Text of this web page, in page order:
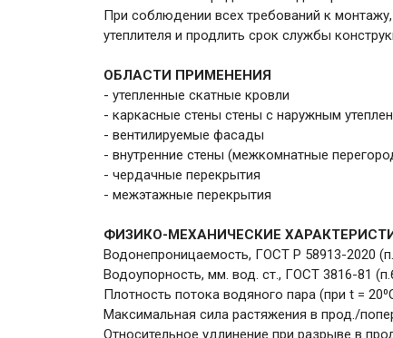
При соблюдении всех требований к
утеплителя и продлить срок службы
ОБЛАСТИ ПРИМЕНЕНИЯ
- утепленные скатные кровли
- каркасные стены стены с наружным
- вентилируемые фасады
- внутренние стены (межкомнатные
- чердачные перекрытия
- межэтажные перекрытия
ФИЗИКО-МЕХАНИЧЕСКИЕ
Водонепроницаемость, ГОСТ Р 58913-2020
Водоупорность, мм. вод. ст., ГОСТ 3816-81
Плотность потока водяного пара (при t =
Максимальная сила растяжения в прод./
Относительное удлинение при разрыве в